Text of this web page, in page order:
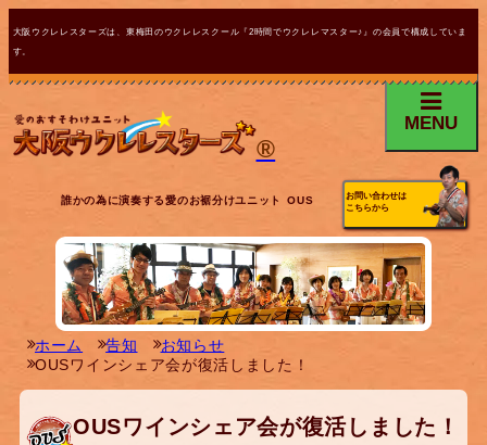
大阪ウクレレスターズは、東梅田のウクレレスクール『2時間でウクレレマスター♪』の会員で構成していま
す。
®
MENU
誰かの為に演奏する愛のお裾分けユニット OUS
お問い合わせは
こちらから
ホーム 告知
お知らせ
OUSワインシェア会が復活しました！
OUSワインシェア会が復活しました！